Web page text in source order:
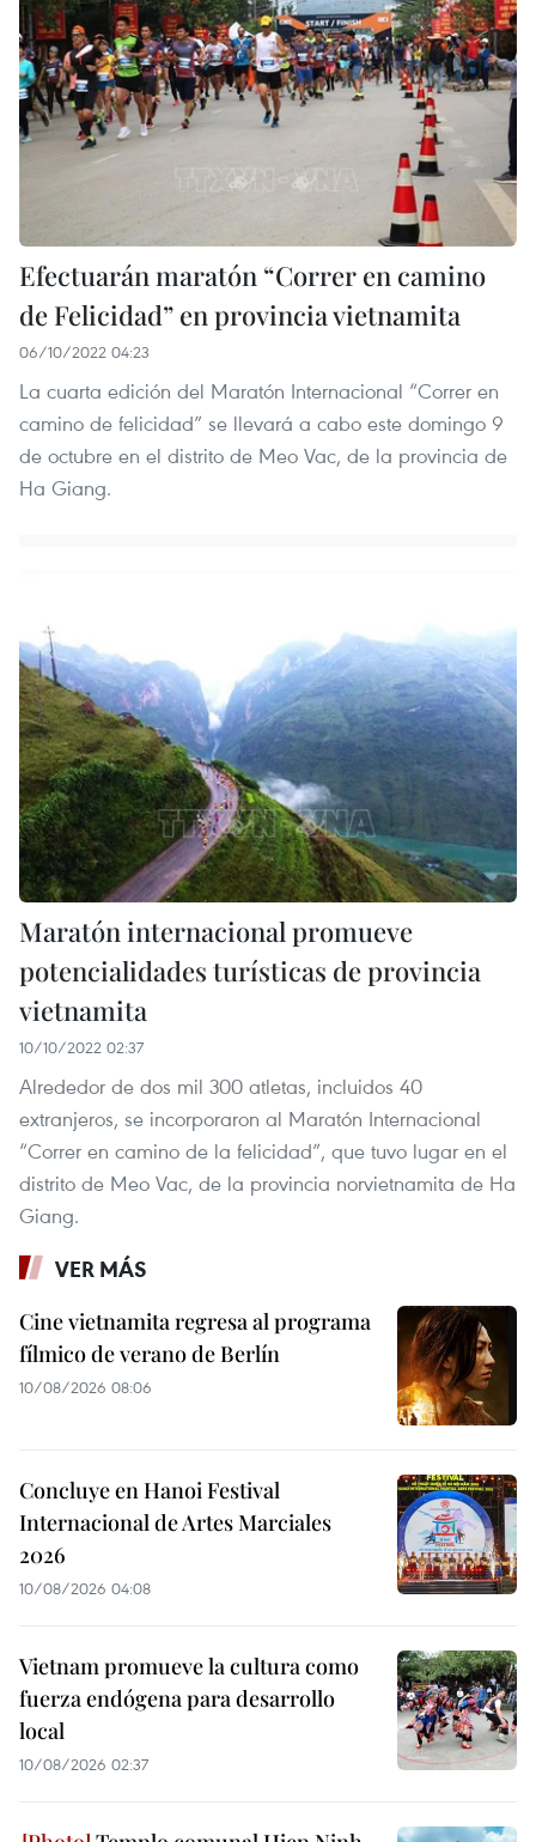
Efectuarán maratón “Correr en camino
de Felicidad” en provincia vietnamita
06/10/2022 04:23
La cuarta edición del Maratón Internacional “Correr en
camino de felicidad” se llevará a cabo este domingo 9
de octubre en el distrito de Meo Vac, de la provincia de
Ha Giang.
Maratón internacional promueve
potencialidades turísticas de provincia
vietnamita
10/10/2022 02:37
Alrededor de dos mil 300 atletas, incluidos 40
extranjeros, se incorporaron al Maratón Internacional
“Correr en camino de la felicidad”, que tuvo lugar en el
distrito de Meo Vac, de la provincia norvietnamita de Ha
Giang.
VER MÁS
Cine vietnamita regresa al programa
fílmico de verano de Berlín
10/08/2026 08:06
Concluye en Hanoi Festival
Internacional de Artes Marciales
2026
10/08/2026 04:08
Vietnam promueve la cultura como
fuerza endógena para desarrollo
local
10/08/2026 02:37